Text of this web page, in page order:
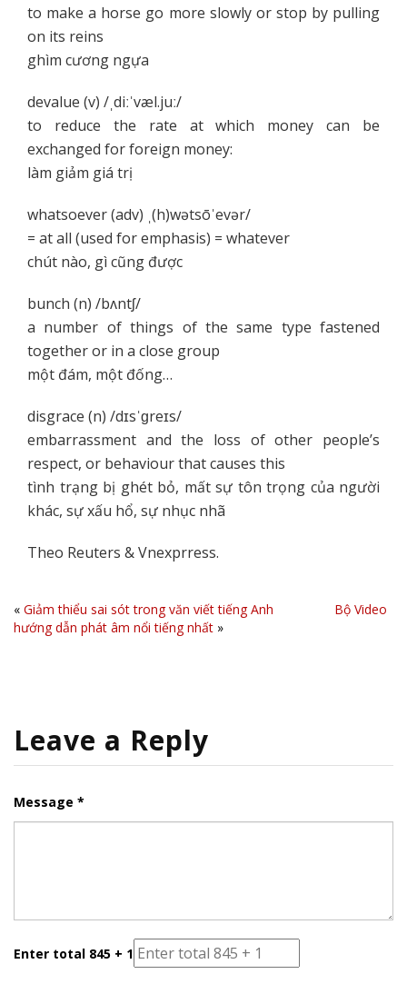
to make a horse go more slowly or stop by pulling
on its reins
ghìm cương ngựa
devalue (v) /ˌdiːˈvæl.juː/
to reduce the rate at which money can be
exchanged for foreign money:
làm giảm giá trị
whatsoever (adv) ˌ(h)wətsōˈevər/
= at all (used for emphasis) = whatever
chút nào, gì cũng được
bunch (n) /bʌntʃ/
a number of things of the same type fastened
together or in a close group
một đám, một đống…
disgrace (n) /dɪsˈɡreɪs/
embarrassment and the loss of other people’s
respect, or behaviour that causes this
tình trạng bị ghét bỏ, mất sự tôn trọng của người
khác, sự xấu hổ, sự nhục nhã
Theo Reuters & Vnexprress.
« Giảm thiểu sai sót trong văn viết tiếng Anh
Bộ Video
hướng dẫn phát âm nổi tiếng nhất »
Leave a Reply
Message *
Enter total 845 + 1